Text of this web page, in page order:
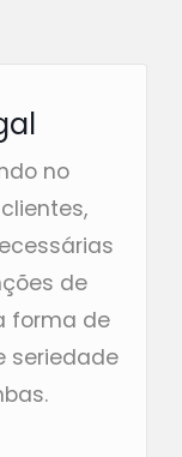
no
de
forma de
seriedade